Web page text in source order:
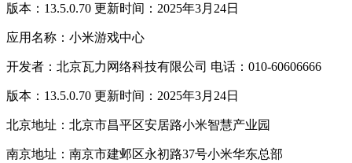
版本：13.5.0.70 更新时间：2025年3月24日
应用名称：小米游戏中心
开发者：北京瓦力网络科技有限公司 电话：010-60606666
版本：13.5.0.70 更新时间：2025年3月24日
北京地址：北京市昌平区安居路小米智慧产业园
南京地址：南京市建邺区永初路37号小米华东总部